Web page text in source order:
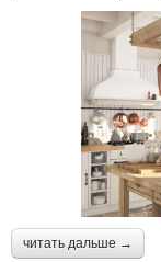
читать дальше →